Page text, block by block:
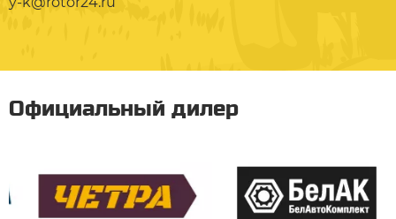
Официальный дилер